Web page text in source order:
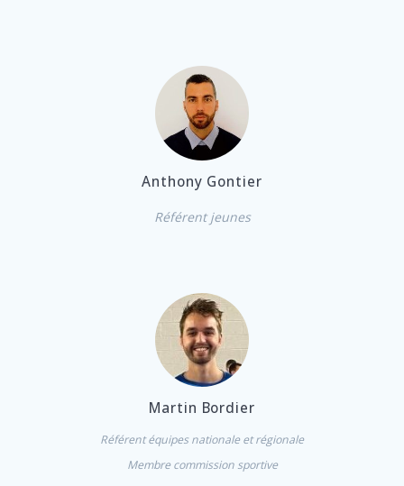
Anthony Gontier
Référent jeunes
Martin Bordier
Référent équipes nationale et régionale
Membre commission sportive